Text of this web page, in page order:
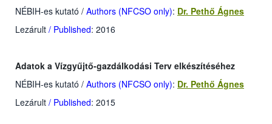
NÉBIH-es kutató / Authors (NFCSO only): Dr. Pethő Ágnes
Lezárult / Published: 2016
Adatok a Vízgyűjtő-gazdálkodási Terv elkészítéséhez
NÉBIH-es kutató / Authors (NFCSO only): Dr. Pethő Ágnes
Lezárult / Published: 2015